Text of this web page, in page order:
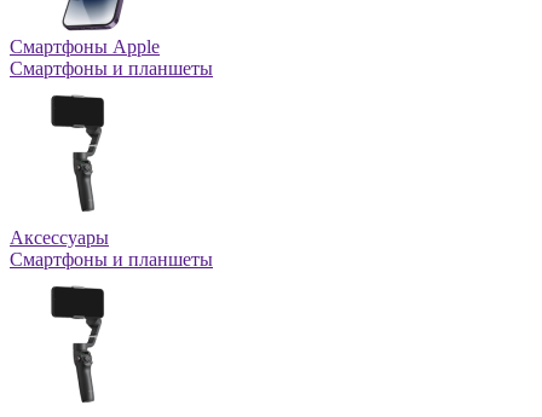
Смартфоны Apple
Смартфоны и планшеты
Аксессуары
Смартфоны и планшеты